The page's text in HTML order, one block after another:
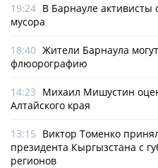
19:24 В Барнауле активисты
мусора
18:40 Жители Барнаула
флюорографию
14:23 Михаил Мишустин
Алтайского края
13:15 Виктор Томенко
президента Кыргызстана с
регионов